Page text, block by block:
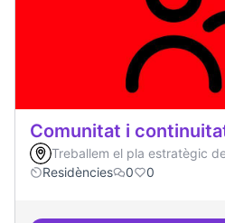
Comunitat i
Treballem el pla estratègic
Residències
0 0